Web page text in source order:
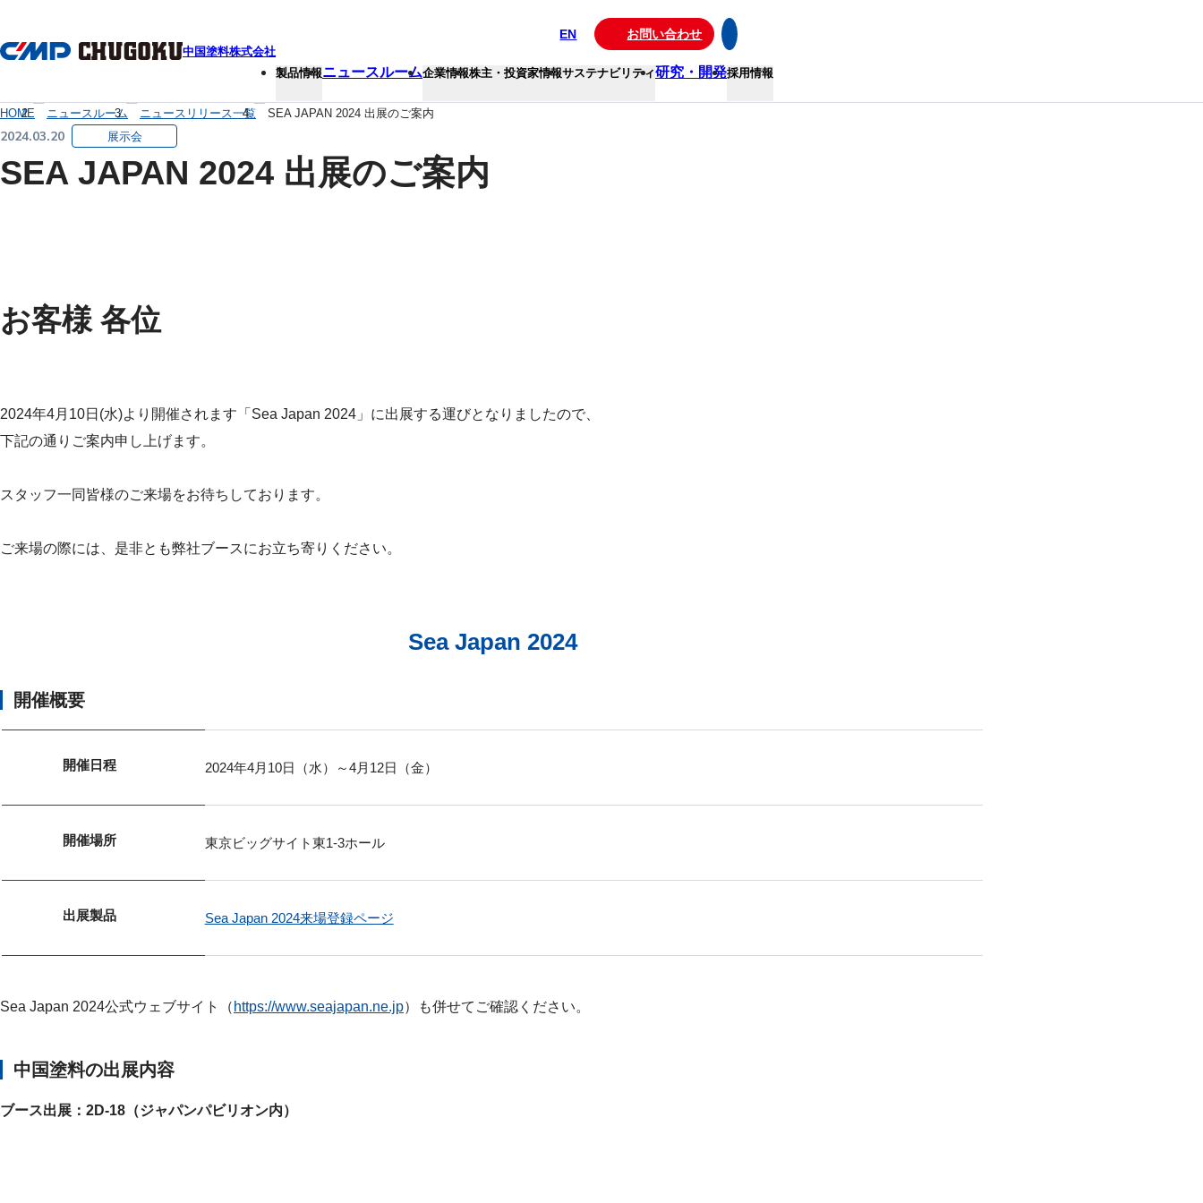
中国塗料株式会社
EN お問い合わせ
製品情報ニュースルーム企業情報株主・投資家情報サステナビリティ研究・開発採用情報
HOME ニュースルーム ニュースリリース一覧 SEA JAPAN 2024 出展のご案内
2024.03.20 展示会
SEA JAPAN 2024 出展のご案内
お客様 各位
2024年4月10日(水)より開催されます「Sea Japan 2024」に出展する運びとなりましたので、
下記の通りご案内申し上げます。
スタッフ一同皆様のご来場をお待ちしております。
ご来場の際には、是非とも弊社ブースにお立ち寄りください。
Sea Japan 2024
開催概要
開催日程 2024年4月10日（水）～4月12日（金）
開催場所 東京ビッグサイト東1-3ホール
出展製品 Sea Japan 2024来場登録ページ
Sea Japan 2024公式ウェブサイト（ https://www.seajapan.ne.jp）も併せてご確認ください。
中国塗料の出展内容
ブース出展：2D-18（ジャパンパビリオン内）